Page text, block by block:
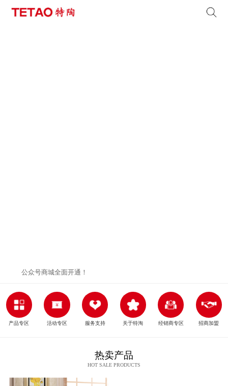
公众号商城全面开通！
产品专区 活动专区 服务支持 关于特淘 经销商专区 招商加盟
热卖产品
HOT SALE PRODUCTS